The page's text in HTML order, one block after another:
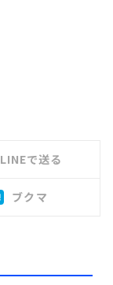
LINEで送る
ブクマ